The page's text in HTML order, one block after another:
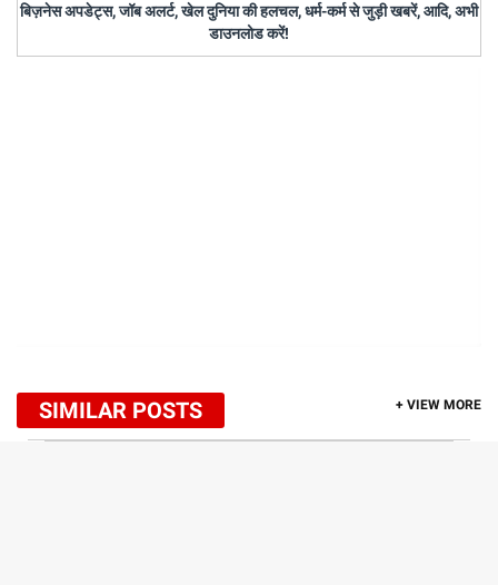
बिज़नेस अपडेट्स, जॉब अलर्ट, खेल दुनिया की हलचल, धर्म-कर्म से जुड़ी खबरें, आदि, अभी
डाउनलोड करें!
SIMILAR POSTS + VIEW MORE